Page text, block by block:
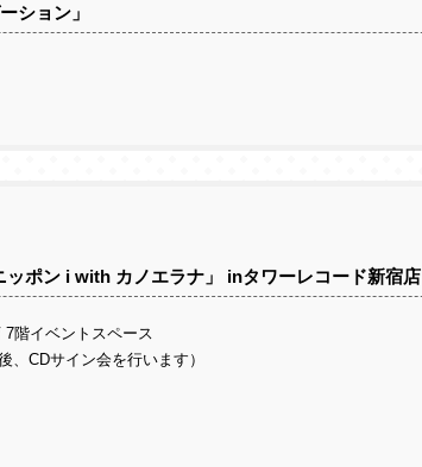
ション」
ッポン i with カノエラナ」 inタワーレコード新宿店
階イベントスペース
、CDサイン会を行います）